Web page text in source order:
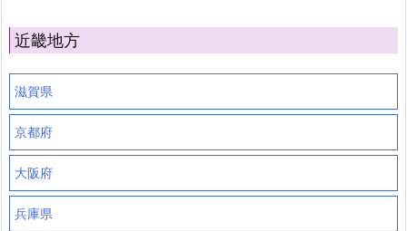
近畿地方
滋賀県
京都府
大阪府
兵庫県